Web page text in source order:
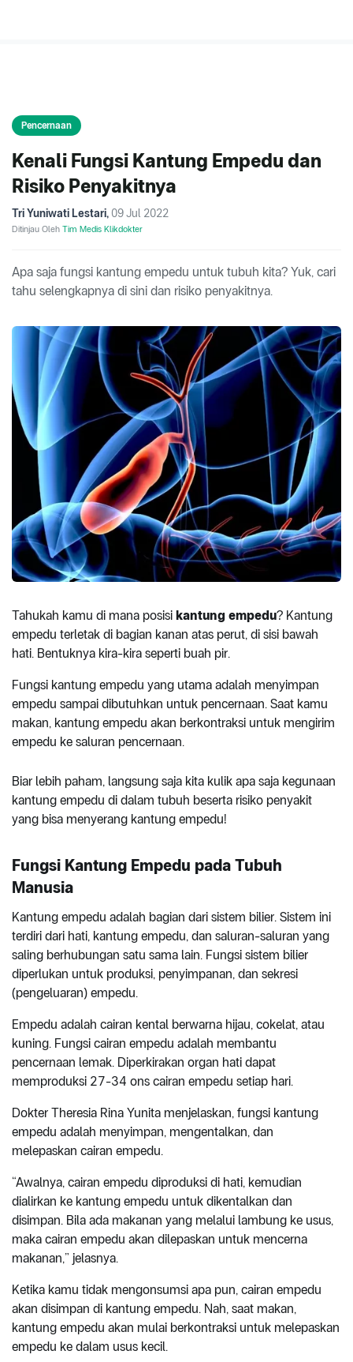
Pencernaan
Kenali Fungsi Kantung Empedu dan
Risiko Penyakitnya
Tri Yuniwati Lestari, 09 Jul 2022
Ditinjau Oleh Tim Medis Klikdokter
Apa saja fungsi kantung empedu untuk tubuh kita? Yuk, cari
tahu selengkapnya di sini dan risiko penyakitnya.
Tahukah kamu di mana posisi kantung empedu? Kantung
empedu terletak di bagian kanan atas perut, di sisi bawah
hati. Bentuknya kira-kira seperti buah pir.
Fungsi kantung empedu yang utama adalah menyimpan
empedu sampai dibutuhkan untuk pencernaan. Saat kamu
makan, kantung empedu akan berkontraksi untuk mengirim
empedu ke saluran pencernaan.
Biar lebih paham, langsung saja kita kulik apa saja kegunaan
kantung empedu di dalam tubuh beserta risiko penyakit
yang bisa menyerang kantung empedu!
Fungsi Kantung Empedu pada Tubuh
Manusia
Kantung empedu adalah bagian dari sistem bilier. Sistem ini
terdiri dari hati, kantung empedu, dan saluran-saluran yang
saling berhubungan satu sama lain. Fungsi sistem bilier
diperlukan untuk produksi, penyimpanan, dan sekresi
(pengeluaran) empedu.
Empedu adalah cairan kental berwarna hijau, cokelat, atau
kuning. Fungsi cairan empedu adalah membantu
pencernaan lemak. Diperkirakan organ hati dapat
memproduksi 27-34 ons cairan empedu setiap hari.
Dokter Theresia Rina Yunita menjelaskan, fungsi kantung
empedu adalah menyimpan, mengentalkan, dan
melepaskan cairan empedu.
“Awalnya, cairan empedu diproduksi di hati, kemudian
dialirkan ke kantung empedu untuk dikentalkan dan
disimpan. Bila ada makanan yang melalui lambung ke usus,
maka cairan empedu akan dilepaskan untuk mencerna
makanan,” jelasnya.
Ketika kamu tidak mengonsumsi apa pun, cairan empedu
akan disimpan di kantung empedu. Nah, saat makan,
kantung empedu akan mulai berkontraksi untuk melepaskan
empedu ke dalam usus kecil.